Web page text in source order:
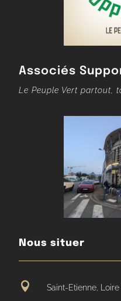
Associés
Le Peuple Vert partout,
Nous situer
 Saint-Etienne, Loire